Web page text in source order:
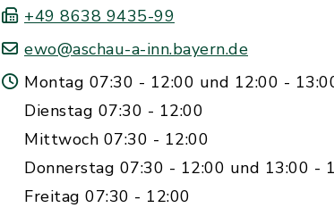
+49 8638 9435-99
ewo@aschau-a-inn.bayern.de
Montag 07:30 - 12:00 und 12:00 -
Dienstag 07:30 - 12:00
Mittwoch 07:30 - 12:00
Donnerstag 07:30 - 12:00 und 13:00 -
Freitag 07:30 - 12:00